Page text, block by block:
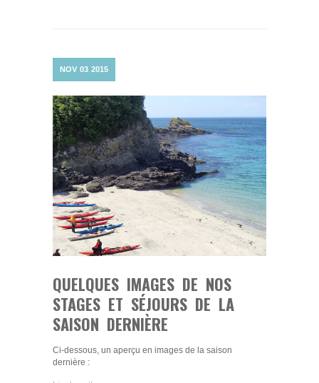
NOV 03 2015
QUELQUES IMAGES DE NOS
STAGES ET SÉJOURS DE LA
SAISON DERNIÈRE
Ci-dessous, un aperçu en images de la saison
dernière :